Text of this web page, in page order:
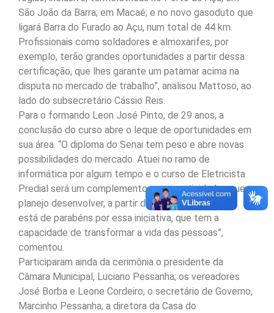
São João da Barra; em Macaé; e no novo gasoduto que
ligará Barra do Furado ao Açu, num total de 44 km.
Profissionais como soldadores e almoxarifes, por
exemplo, terão grandes oportunidades a partir dessa
certificação, que lhes garante um patamar acima na
disputa no mercado de trabalho”, analisou Mattoso, ao
lado do subsecretário Cássio Reis.
Para o formando Leon José Pinto, de 29 anos, a
conclusão do curso abre o leque de oportunidades em
sua área. “O diploma do Senai tem peso e abre novas
possibilidades do mercado. Atuei no ramo de
informática por algum tempo e o curso de Eletricista
Predial será um complemento para as atividades que
planejo desenvolver, a partir de agora. A Prefeitura
está de parabéns por essa iniciativa, que tem a
capacidade de transformar a vida das pessoas”,
comentou.
Participaram ainda da cerimônia o presidente da
Câmara Municipal, Luciano Pessanha; os vereadores
José Borba e Leone Cordeiro; o secretário de Governo,
Marcinho Pessanha; a diretora da Casa do